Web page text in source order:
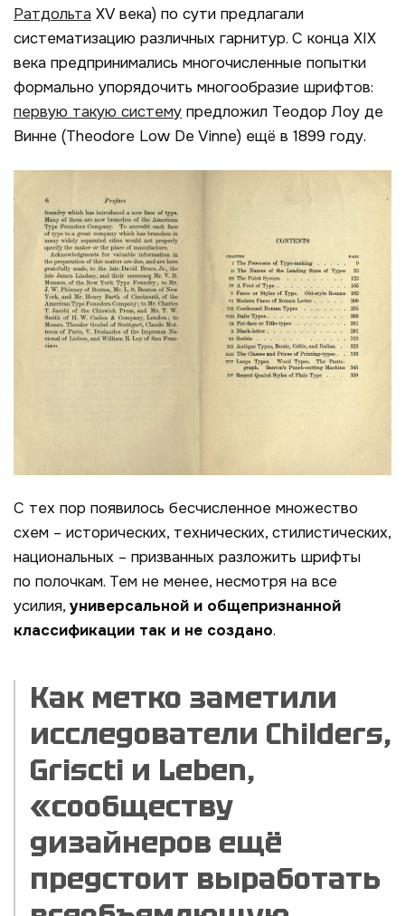
Ратдольта XV века) по сути предлагали
систематизацию различных гарнитур. С конца XIX
века предпринимались многочисленные попытки
формально упорядочить многообразие шрифтов:
первую такую систему предложил Теодор Лоу де
Винне (Theodore Low De Vinne) ещё в 1899 году.
С тех пор появилось бесчисленное множество
схем – исторических, технических, стилистических,
национальных – призванных разложить шрифты
по полочкам. Тем не менее, несмотря на все
усилия, универсальной и общепризнанной
классификации так и не создано.
Как метко заметили
исследователи Childers,
Griscti и Leben,
«сообществу
дизайнеров ещё
предстоит выработать